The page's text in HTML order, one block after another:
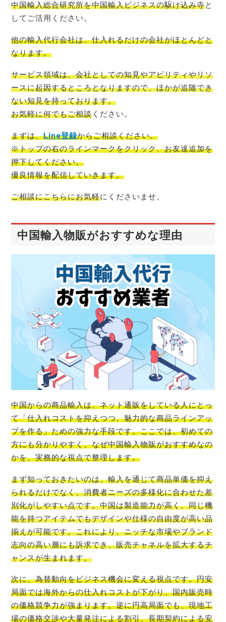
中国輸入総合研究所を中国輸入ビジネスの駆け込み寺と
してご活用ください。
他の輸入代行会社は、仕入れるだけの会社がほとんどと
なります。
サービス領域は、会社としての知見やアビリティやリソ
ースに起因するところとなりますので、ほかが追随でき
ない知見を持っております。
お気軽に何でもご相談 ください。
まずは、Line登録からご相談ください。
※トップの右のラインマークをクリック、お友達追加を
押下してください。
優良情報を配信していきます。
ご相談にこちらにお気軽にくださいませ。
中国輸入物販がおすすめな理由
中国からの商品輸入は、ネット通販をしている人にとっ
て「仕入れコストを抑えつつ、魅力的な商品ラインアッ
プを作る」ための強力な手段です。ここでは、初めての
方にも分かりやすく、なぜ中国輸入物販がおすすめなの
かを、実務的な視点で整理します。
まず知っておきたいのは、輸入を通じて商品単価を抑え
られるだけでなく、消費者ニーズの多様化に合わせた差
別化がしやすい点です。中国は製造能力が高く、同じ機
能を持つアイテムでもデザインや仕様の自由度が高い品
揃えが可能です。これにより、ニッチな市場やブランド
志向の高い層にも訴求でき、販売チャネルを拡大するチ
ャンスが生まれます。
次に、為替動向をビジネス機会に変える視点です。円安
局面では海外からの仕入れコストが下がり、国内販売時
の価格競争力が強まります。逆に円高局面でも、現地工
場の価格交渉や大量発注による割引、長期契約による安